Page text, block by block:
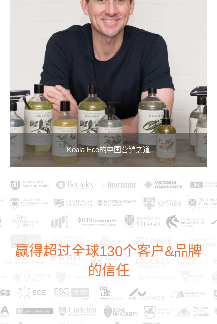
Koala Eco的中国营销之道
赢得超过全球130个客户&品牌
的信任